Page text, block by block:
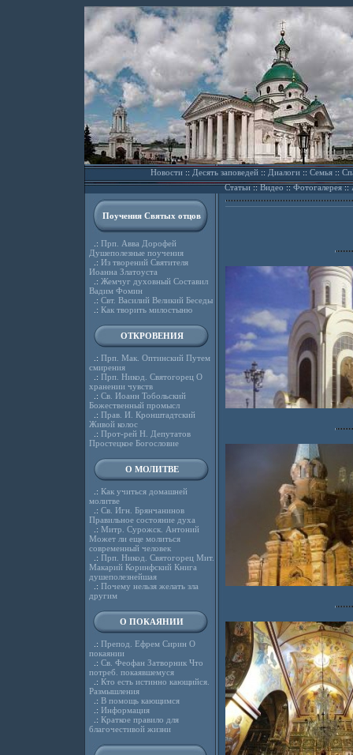
Новости::Десять заповедей::Диалоги::Семья::
Статьи::Видео ::Фотогалерея::
Поучения Святых отцов
.: Прп. Авва Дорофей
Душеполезные поучения
.: Из творений Святителя
Иоанна Златоуста
.: Жемчуг духовный Составил
Вадим Фомин
.: Свт. Василий Великий Беседы
.: Как творить милостыню
ОТКРОВЕНИЯ
.: Прп. Мак. Оптинский Путем
смирения
.: Прп. Никод. Святогорец О
хранении чувств
.: Св. Иоанн Тобольский
Божественный промысл
.: Прав. И. Кронштадтский
Живой колос
.: Прот-рей Н. Депутатов
Простецкое Богословие
О МОЛИТВЕ
.: Как учиться домашней
молитве
.: Св. Игн. Брянчанинов
Правильное состояние духа
.: Митр. Сурожск. Антоний
Может ли еще молиться
современный человек
.: Прп. Никод. Святогорец Мит.
Макарий Коринфский Книга
душеполезнейшая
.: Почему нельзя желать зла
другим
О ПОКАЯНИИ
.: Препод. Ефрем Сирин О
покаянии
.: Св. Феофан Затворник Что
потреб. покаявшемуся
.: Кто есть истинно кающийся.
Размышления
.: В помощь кающимся
.: Информация
.: Краткое правило для
благочестивой жизни